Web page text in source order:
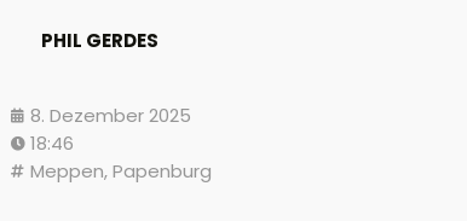
PHIL GERDES
8. Dezember 2025
18:46
Meppen,Papenburg